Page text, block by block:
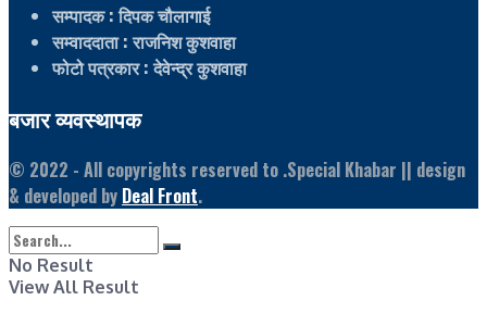
सम्पादक: दिपक चौलागाई
सम्वाददाता: राजनिश कुशवाहा
फोटो पत्रकार: देवेन्द्र कुशवाहा
बजार व्यवस्थापक
© 2022 - All copyrights reserved to .Special Khabar || design
& developed by Deal Front.
No Result
View All Result